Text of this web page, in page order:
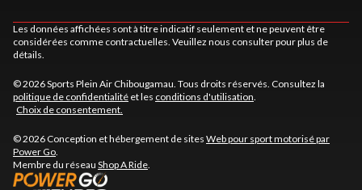
Les données affichées sont à titre indicatif seulement et ne peuvent être
considérées comme contractuelles. Veuillez nous consulter pour plus de
détails.
© 2026 Sports Plein Air Chibougamau. Tous droits réservés. Consultez la
politique de confidentialité et les conditions d'utilisation
Choix de consentement.
© 2026 Conception et hébergement de sites Web pour sport motorisé par
Power Go
Membre du réseau Shop A Ride